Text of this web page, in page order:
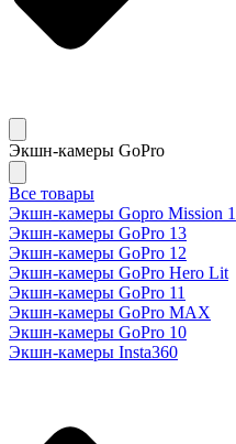
Экшн-камеры GoPro
Все товары
Экшн-камеры Gopro Mission 1
Экшн-камеры GoPro 13
Экшн-камеры GoPro 12
Экшн-камеры GoPro Hero Lit
Экшн-камеры GoPro 11
Экшн-камеры GoPro MAX
Экшн-камеры GoPro 10
Экшн-камеры Insta360